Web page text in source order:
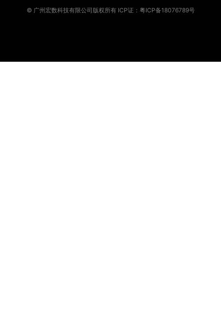
© 广州宏数科技有限公司版权所有 ICP证：粤ICP备18076789号